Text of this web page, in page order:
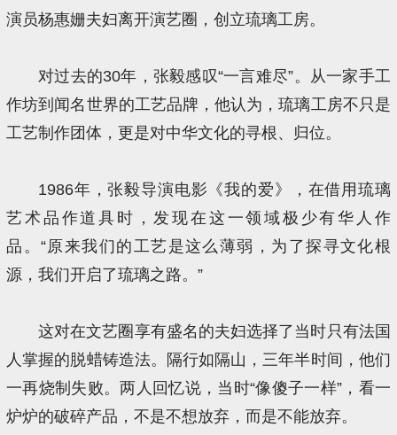
演员杨惠姗夫妇离开演艺圈，创立琉璃工房。
对过去的30年，张毅感叹“一言难尽”。从一家手工
作坊到闻名世界的工艺品牌，他认为，琉璃工房不只是
工艺制作团体，更是对中华文化的寻根、归位。
1986年，张毅导演电影《我的爱》，在借用琉璃
艺术品作道具时，发现在这一领域极少有华人作
品。“原来我们的工艺是这么薄弱，为了探寻文化根
源，我们开启了琉璃之路。”
这对在文艺圈享有盛名的夫妇选择了当时只有法国
人掌握的脱蜡铸造法。隔行如隔山，三年半时间，他们
一再烧制失败。两人回忆说，当时“像傻子一样”，看一
炉炉的破碎产品，不是不想放弃，而是不能放弃。